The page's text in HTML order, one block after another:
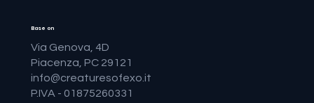
Via Genova, 4D
Piacenza, PC 29121
info@creaturesofexo.it
P.IVA - 01875260331
Base on